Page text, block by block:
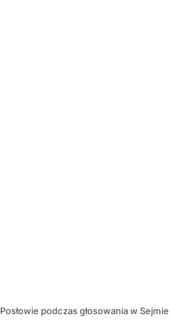
Posłowie podczas głosowania w Sejmie